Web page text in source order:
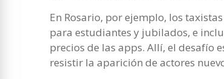
En Rosario, por ejemplo, los
para estudiantes y jubilados, e
precios de las apps. Allí, el desafío
resistir la aparición de actores